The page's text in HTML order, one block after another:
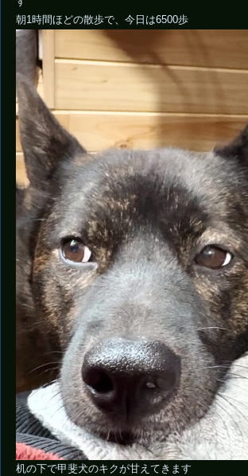
朝1時間ほどの散歩で、今日は6500歩
机の下で甲斐犬のキクが甘えてきます